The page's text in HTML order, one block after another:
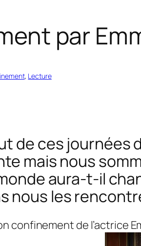
par
, Lecture
de ces journées
mais nous
aura-t-il
nous les
confinement de l’actrice